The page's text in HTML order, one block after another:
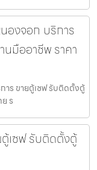
องจอก บริการ
มืออาชีพ ราคา
าร ขายตู้เซฟ รับติดตั้งตู้
ร
เซฟ รับติดตั้งตู้